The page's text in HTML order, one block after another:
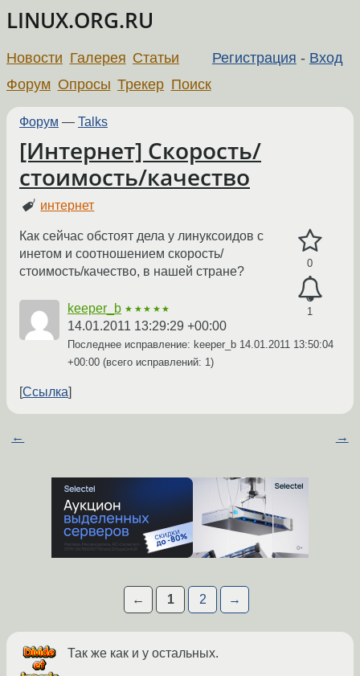
LINUX.ORG.RU
Регистрация - Вход
Новости Галерея Статьи
Форум Опросы Трекер Поиск
Форум — Talks
[Интернет] Скорость/
стоимость/качество
интернет
0
1
Как сейчас обстоят дела у линуксоидов с
инетом и соотношением скорость/
стоимость/качество, в нашей стране?
keeper_b ★★★★★
14.01.2011 13:29:29 +00:00
Последнее исправление: keeper_b 14.01.2011 13:50:04
+00:00 (всего исправлений: 1)
Ссылка
← →
← 1 2 →
Так же как и у остальных.